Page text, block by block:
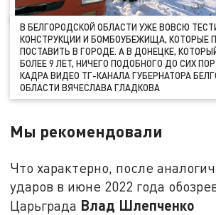
В БЕЛГОРОДСКОЙ ОБЛАСТИ УЖЕ ВОВСЮ
КОНСТРУКЦИИ И БОМБОУБЕЖИЩА, КОТОРЫЕ
ПОСТАВИТЬ В ГОРОДЕ. А В ДОНЕЦКЕ,
БОЛЕЕ 9 ЛЕТ, НИЧЕГО ПОДОБНОГО ДО СИХ
КАДРА ВИДЕО ТГ-КАНАЛА ГУБЕРНАТОРА
ОБЛАСТИ ВЯЧЕСЛАВА ГЛАДКОВА
Мы рекомендовали
Что характерно, после
ударов в июне 2022 года
Царьграда Влад Шлепченко